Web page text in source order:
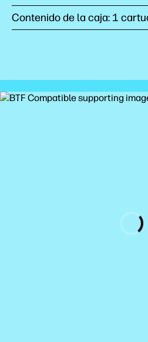
Contenido de la caja: 1